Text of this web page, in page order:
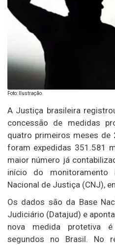
Foto: Ilustração
A Justiça brasileira
concessão de medidas
quatro primeiros meses de
foram expedidas 351.581
maior número já
início do monitoramento
Nacional de Justiça (CNJ),
Os dados são da Base
Judiciário (Datajud) e
nova medida protetiva
segundos no Brasil. No